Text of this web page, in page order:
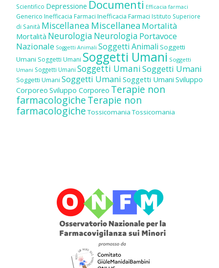
Scientifico Depressione Documenti Efficacia farmaci
Generico Inefficacia Farmaci Inefficacia Farmaci Istituto Superiore
di Sanità Miscellanea Miscellanea Mortalità
Mortalità Neurologia Neurologia Portavoce
Nazionale Soggetti Animali Soggetti Animali Soggetti
Umani Soggetti Umani Soggetti Umani Soggetti
Umani Soggetti Umani Soggetti UmaniSoggetti Umani
Soggetti Umani Soggetti Umani Soggetti Umani Sviluppo
Corporeo Sviluppo Corporeo Terapie non
farmacologicheTerapie non
farmacologiche Tossicomania Tossicomania